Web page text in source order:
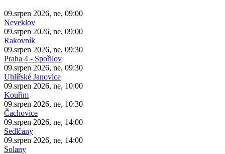
09.srpen 2026, ne, 09:00
Neveklov
09.srpen 2026, ne, 09:00
Rakovník
09.srpen 2026, ne, 09:30
Praha 4 - Spořilov
09.srpen 2026, ne, 09:30
Uhlířské Janovice
09.srpen 2026, ne, 10:00
Kouřim
09.srpen 2026, ne, 10:30
Čachovice
09.srpen 2026, ne, 14:00
Sedlčany
09.srpen 2026, ne, 14:00
Solany